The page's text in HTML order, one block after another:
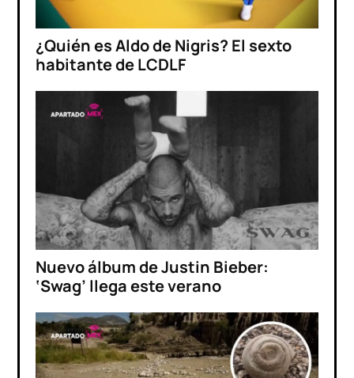
¿Quién es Aldo de Nigris? El sexto
habitante de LCDLF
Nuevo álbum de Justin Bieber:
‘Swag’ llega este verano